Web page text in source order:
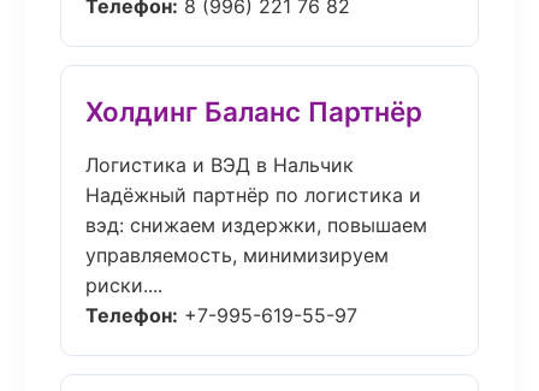
Телефон: 8 (996) 221 76 82
Холдинг Баланс Партнёр
Логистика и ВЭД в Нальчик
Надёжный партнёр по логистика и
вэд: снижаем издержки, повышаем
управляемость, минимизируем
риски....
Телефон: +7-995-619-55-97